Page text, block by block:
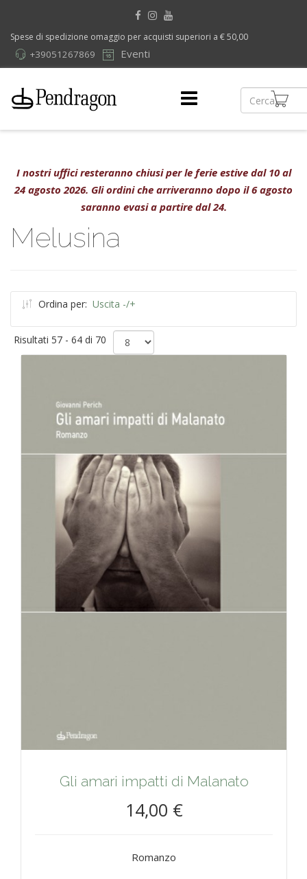
Spese di spedizione omaggio per acquisti superiori a € 50,00
Eventi
+39051267869
I nostri uffici resteranno chiusi per le ferie estive dal 10 al
24 agosto 2026. Gli ordini che arriveranno dopo il 6 agosto
saranno evasi a partire dal 24.
Melusina
Ordina per: Uscita -/+
Risultati 57 - 64 di 70
Gli amari impatti di Malanato
14,00 €
Romanzo